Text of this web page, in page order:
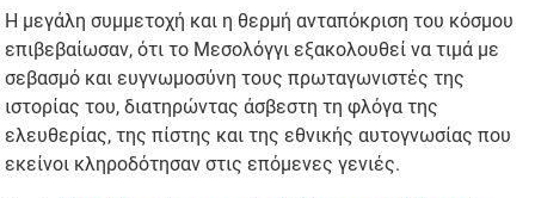
Η μεγάλη συμμετοχή και η θερμή ανταπόκριση του κόσμου
επιβεβαίωσαν, ότι το Μεσολόγγι εξακολουθεί να τιμά με
σεβασμό και ευγνωμοσύνη τους πρωταγωνιστές της
ιστορίας του, διατηρώντας άσβεστη τη φλόγα της
ελευθερίας, της πίστης και της εθνικής αυτογνωσίας που
εκείνοι κληροδότησαν στις επόμενες γενιές.